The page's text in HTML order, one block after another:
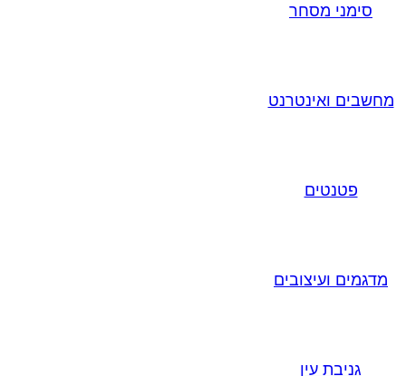
סימני מסחר
מחשבים ואינטרנט
פטנטים
מדגמים ועיצובים
גניבת עין